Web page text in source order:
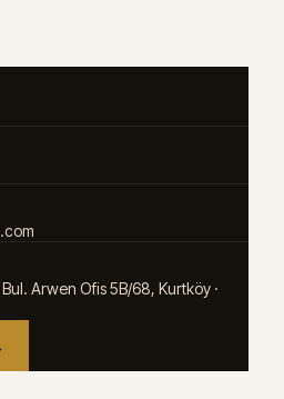
Arwen Ofis 5B/68, Kurtköy ·